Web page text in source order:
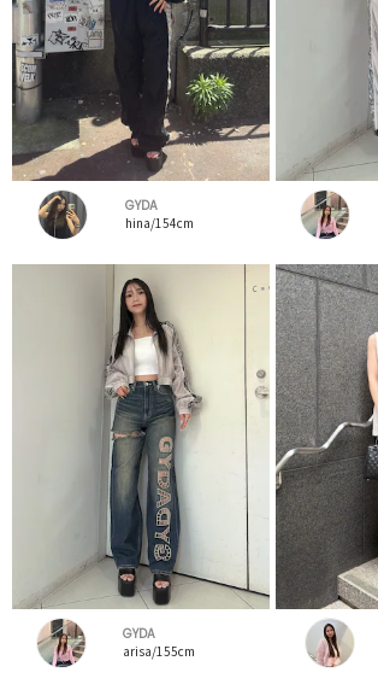
GYDA
hina/154cm
GYDA
arisa/155cm